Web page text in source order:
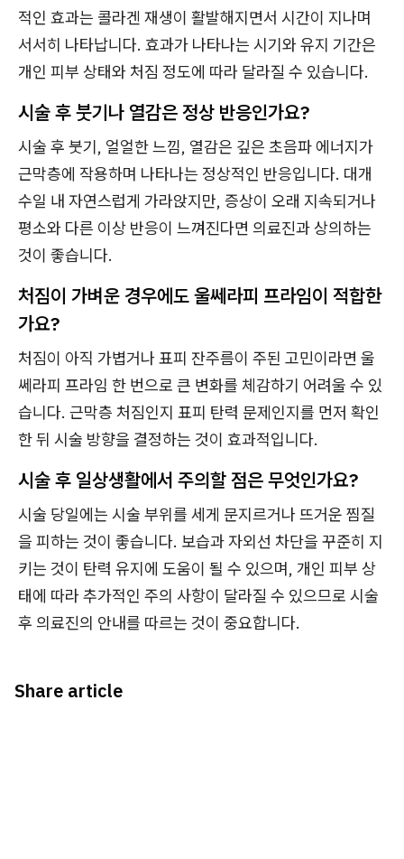
적인 효과는 콜라겐 재생이 활발해지면서 시간이 지나며
서서히 나타납니다. 효과가 나타나는 시기와 유지 기간은
개인 피부 상태와 처짐 정도에 따라 달라질 수 있습니다.
시술 후 붓기나 열감은 정상 반응인가요?
시술 후 붓기, 얼얼한 느낌, 열감은 깊은 초음파 에너지가
근막층에 작용하며 나타나는 정상적인 반응입니다. 대개
수일 내 자연스럽게 가라앉지만, 증상이 오래 지속되거나
평소와 다른 이상 반응이 느껴진다면 의료진과 상의하는
것이 좋습니다.
처짐이 가벼운 경우에도 울쎄라피 프라임이 적합한
가요?
처짐이 아직 가볍거나 표피 잔주름이 주된 고민이라면 울
쎄라피 프라임 한 번으로 큰 변화를 체감하기 어려울 수 있
습니다. 근막층 처짐인지 표피 탄력 문제인지를 먼저 확인
한 뒤 시술 방향을 결정하는 것이 효과적입니다.
시술 후 일상생활에서 주의할 점은 무엇인가요?
시술 당일에는 시술 부위를 세게 문지르거나 뜨거운 찜질
을 피하는 것이 좋습니다. 보습과 자외선 차단을 꾸준히 지
키는 것이 탄력 유지에 도움이 될 수 있으며, 개인 피부 상
태에 따라 추가적인 주의 사항이 달라질 수 있으므로 시술
후 의료진의 안내를 따르는 것이 중요합니다.
Share article